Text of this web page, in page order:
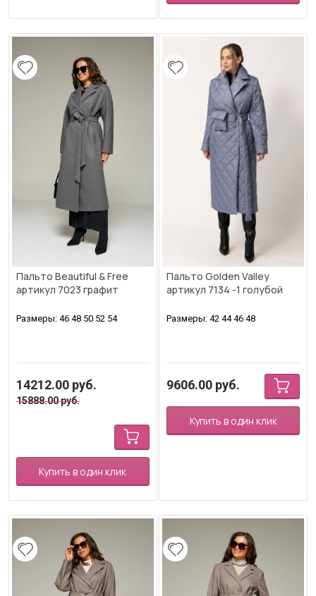
Пальто Beautiful & Free
артикул 7023 графит
Размеры: 46 48 50 52 54
14212.00 руб.
15888.00руб.
Купить в один клик
Пальто Golden Valley
артикул 7134 -1 голубой
Размеры: 42 44 46 48
9606.00 руб.
Купить в один клик